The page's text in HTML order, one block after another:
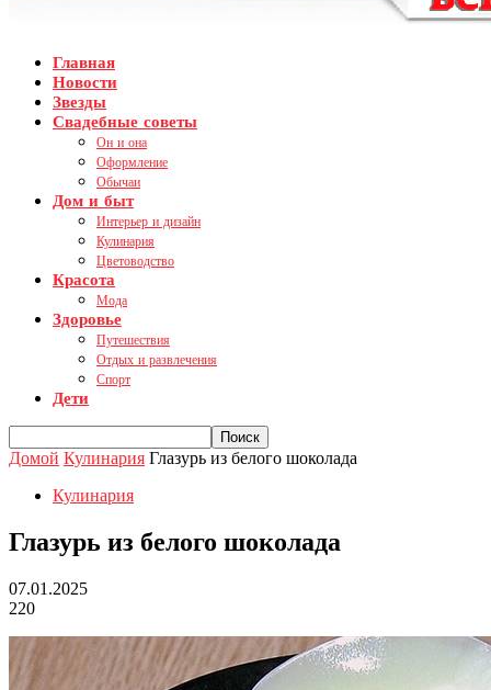
Главная
Новости
Звезды
Свадебные советы
Он и она
Оформление
Обычаи
Дом и быт
Интерьер и дизайн
Кулинария
Цветоводство
Красота
Мода
Здоровье
Путешествия
Отдых и развлечения
Спорт
Дети
Домой Кулинария Глазурь из белого шоколада
Кулинария
Глазурь из белого шоколада
07.01.2025
220